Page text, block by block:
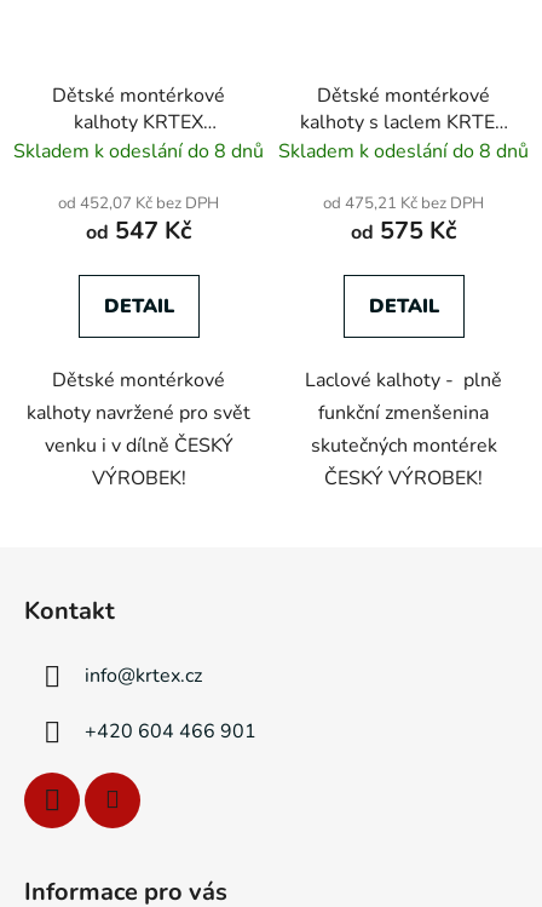
Dětské montérkové
kalhoty KRTEX
PROFIDUO červeno-
Skladem k odeslání do 8 dnů
od 452,07 Kč bez DPH
od 547 Kč
DETAIL
Dětské montérkové
kalhoty navržené pro svět
venku i v dílně ČESKÝ
VÝROBEK!
Dětské montérkové
kalhoty s laclem KRTEX
RETRO modré
Skladem k odeslání do 8 dnů
od 475,21 Kč bez DPH
od 575 Kč
DETAIL
Laclové kalhoty - plně
funkční zmenšenina
skutečných montérek
ČESKÝ VÝROBEK!
Kontakt
info@krtex.cz
+420 604 466 901
Informace pro vás